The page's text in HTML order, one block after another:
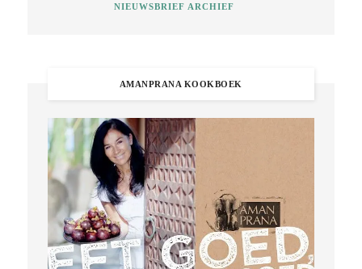
NIEUWSBRIEF ARCHIEF
AMANPRANA KOOKBOEK